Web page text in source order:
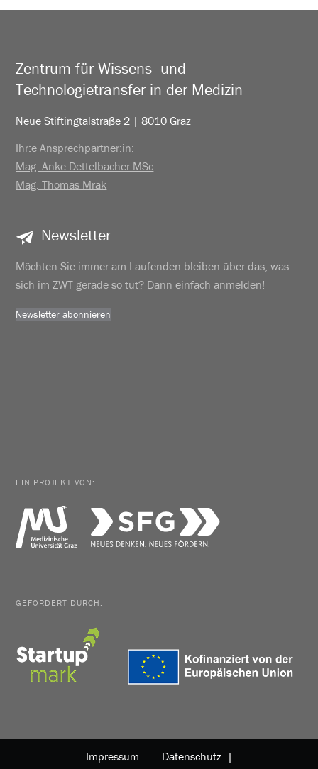
Zentrum für Wissens- und
Technologietransfer in der Medizin
Neue Stiftingtalstraße 2 | 8010 Graz
Ihr:e Ansprechpartner:in:
Mag. Anke Dettelbacher MSc
Mag. Thomas Mrak
Newsletter
Möchten Sie immer am Laufenden bleiben über das, was
sich im ZWT gerade so tut? Dann einfach anmelden!
Newsletter abonnieren
EIN PROJEKT VON:
GEFÖRDERT DURCH:
Impressum Datenschutz |